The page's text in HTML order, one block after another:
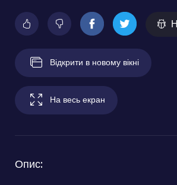
Відкрити в новому вікні
На весь екран
Опис: